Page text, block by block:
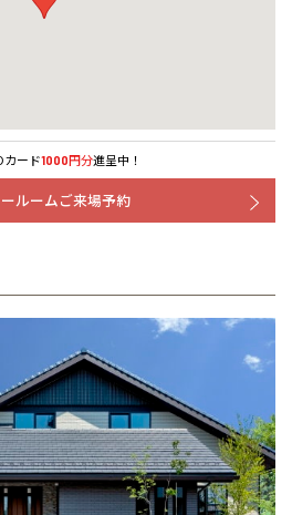
カード1000円分進呈中！
ルームご来場予約